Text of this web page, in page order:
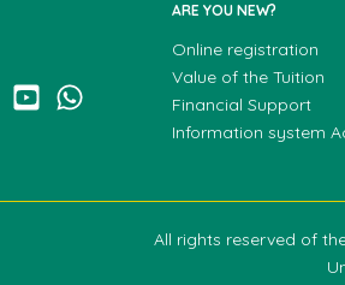
ARE YOU NEW?
Online registration
Value of the Tuition
Financial Support
Information system
All rights reserved of